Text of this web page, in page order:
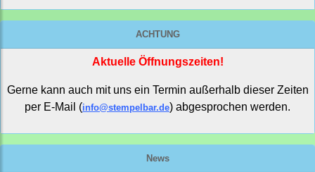
ACHTUNG
Aktuelle Öffnungszeiten!
Gerne kann auch mit uns ein Termin außerhalb dieser Zeiten
per E-Mail (info@stempelbar.de) abgesprochen werden.
News